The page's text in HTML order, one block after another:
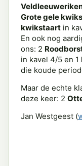
Grote gele
kwikstaart in
En ook nog
ons: 2
in kavel 4/5 en 1
die koude
Maar de echte
deze keer: 2
Jan Westgeest (